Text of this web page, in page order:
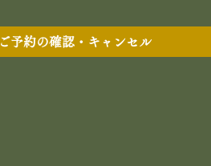
ご予約の確認・キャンセル